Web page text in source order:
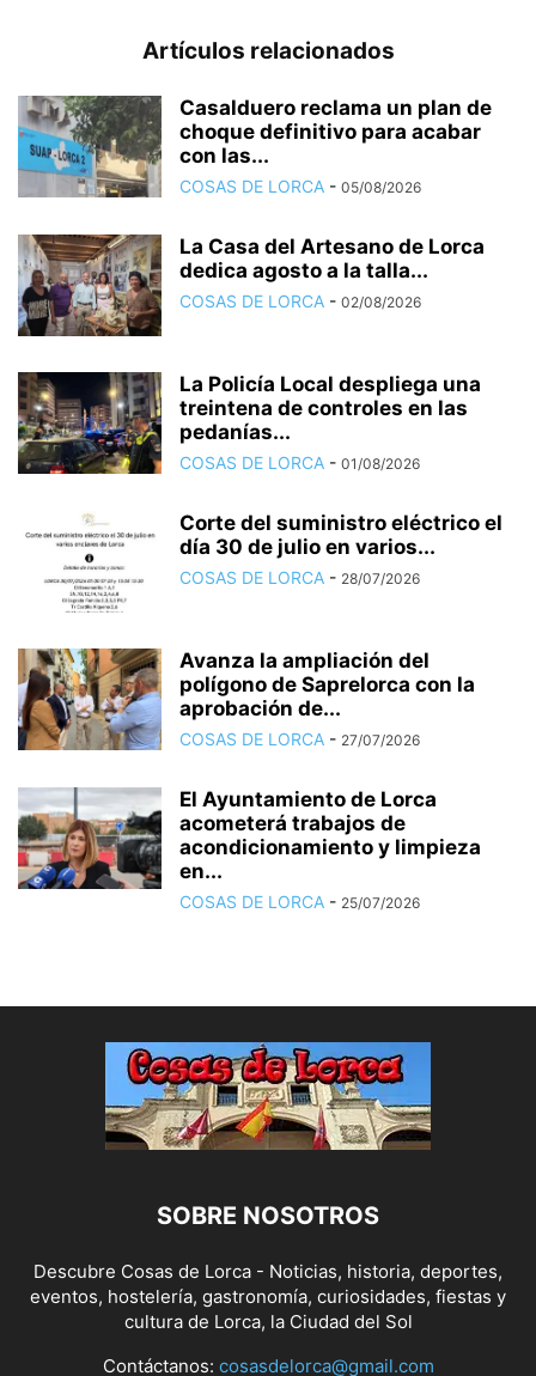
Artículos relacionados
Casalduero reclama un plan de
choque definitivo para acabar
con las...
COSAS DE LORCA - 05/08/2026
La Casa del Artesano de Lorca
dedica agosto a la talla...
COSAS DE LORCA - 02/08/2026
La Policía Local despliega una
treintena de controles en las
pedanías...
COSAS DE LORCA - 01/08/2026
Corte del suministro eléctrico el
día 30 de julio en varios...
COSAS DE LORCA - 28/07/2026
Avanza la ampliación del
polígono de Saprelorca con la
aprobación de...
COSAS DE LORCA - 27/07/2026
El Ayuntamiento de Lorca
acometerá trabajos de
acondicionamiento y limpieza
en...
COSAS DE LORCA - 25/07/2026
SOBRE NOSOTROS
Descubre Cosas de Lorca - Noticias, historia, deportes,
eventos, hostelería, gastronomía, curiosidades, fiestas y
cultura de Lorca, la Ciudad del Sol
Contáctanos: cosasdelorca@gmail.com